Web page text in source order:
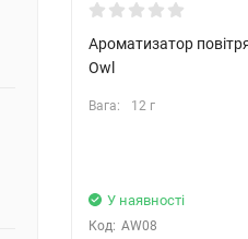
Ароматизатор
Owl
Вага: 12 г
У наявності
Код: AW08